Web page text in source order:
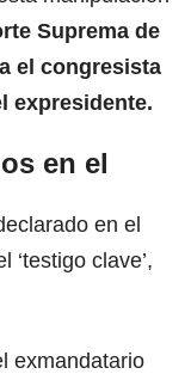
Suprema de
el congresista
expresidente.
en el
en el
‘testigo clave’,
exmandatario